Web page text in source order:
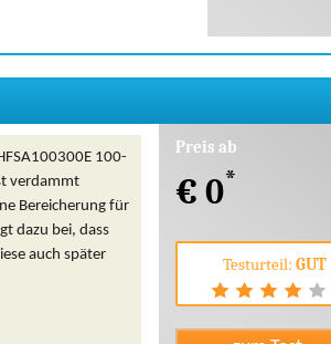
100-
verdammt
Bereicherung für
dazu bei, dass
auch später
Preis ab
€ 0*
Testurteil: GUT